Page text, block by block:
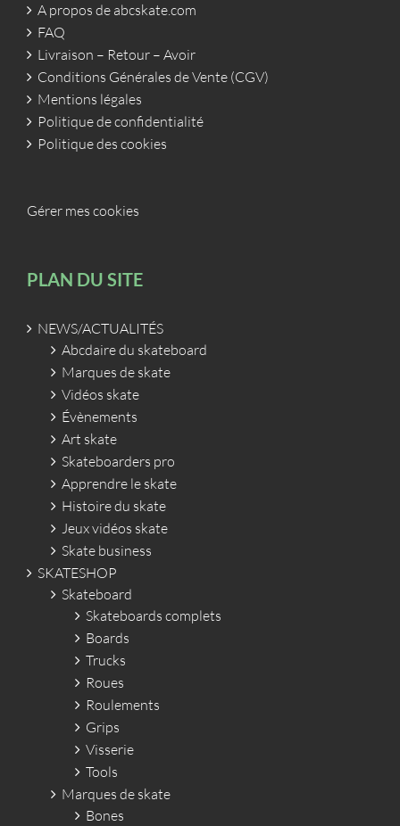
A propos de abcskate.com
FAQ
Livraison – Retour – Avoir
Conditions Générales de Vente (CGV)
Mentions légales
Politique de confidentialité
Politique des cookies
Gérer mes cookies
PLAN DU SITE
NEWS/ACTUALITÉS
Abcdaire du skateboard
Marques de skate
Vidéos skate
Évènements
Art skate
Skateboarders pro
Apprendre le skate
Histoire du skate
Jeux vidéos skate
Skate business
SKATESHOP
Skateboard
Skateboards complets
Boards
Trucks
Roues
Roulements
Grips
Visserie
Tools
Marques de skate
Bones